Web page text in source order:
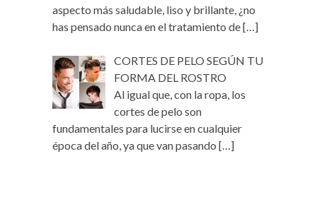
aspecto más saludable, liso y brillante, ¿no
has pensado nunca en el tratamiento de[…]
CORTES DE PELO SEGÚN TU
FORMA DEL ROSTRO
Al igual que, con la ropa, los
cortes de pelo son
fundamentales para lucirse en cualquier
época del año, ya que van pasando […]